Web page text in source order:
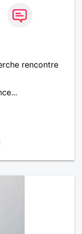
rencontre